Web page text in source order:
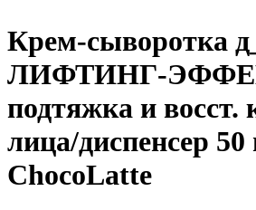
Крем-сыворотка
ЛИФТИНГ-
подтяжка и восст.
лица/диспенсер
ChocoLatte